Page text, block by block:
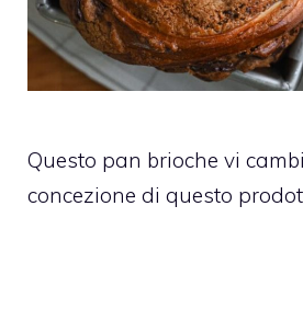
Questo pan brioche vi
concezione di questo